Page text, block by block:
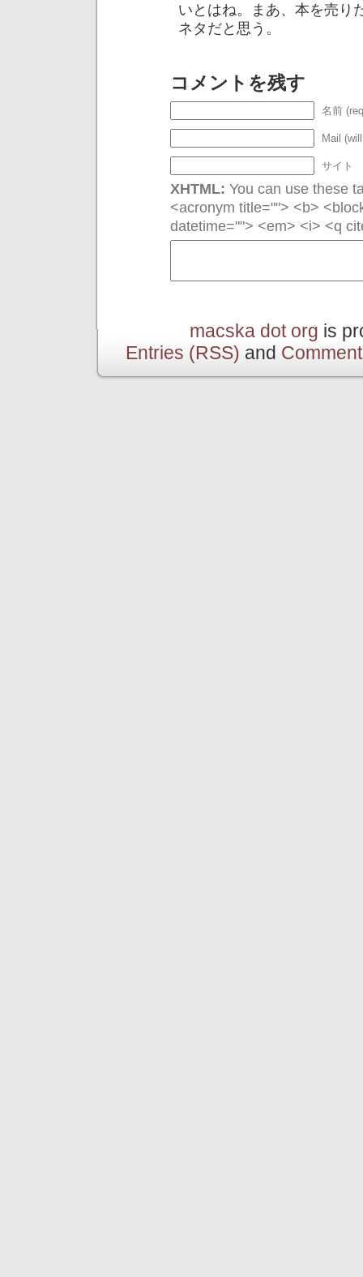
いとはね。まあ、本を売り
ネタだと思う。
コメントを残す
名前
Mail
サイト
XHTML: You can use these
<acronym title=""> <b>
datetime=""> <em> <i> <q
macska dot org is
Entries (RSS) and